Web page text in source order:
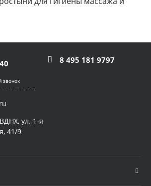
8 495 181 9797
звонок
ул. 1-я
41/9